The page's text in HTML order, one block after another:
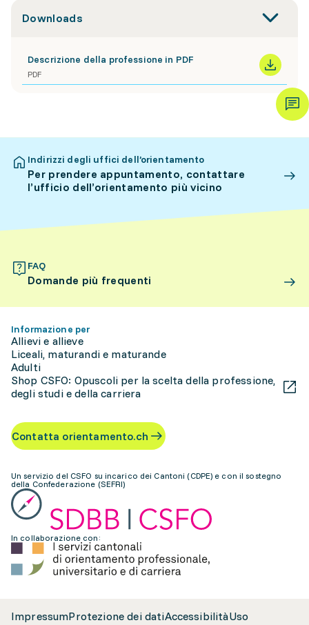
Downloads
Descrizione della professione in PDF
PDF
Indirizzi degli uffici dell’orientamento
Per prendere appuntamento, contattare
l’ufficio dell’orientamento più vicino
FAQ
Domande più frequenti
Informazione per
Allievi e allieve
Liceali, maturandi e maturande
Adulti
Shop CSFO: Opuscoli per la scelta della professione,
degli studi e della carriera
Contatta orientamento.ch
Un servizio del CSFO su incarico dei Cantoni (CDPE) e con il sostegno
della Confederazione (SEFRI)
In collaborazione con:
ImpressumProtezione dei datiAccessibilitàUso